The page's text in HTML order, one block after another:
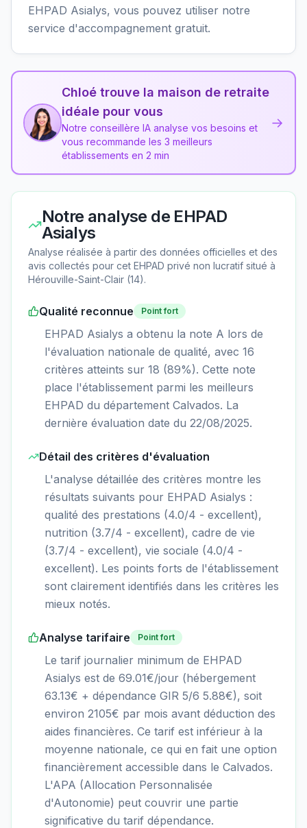
EHPAD Asialys, vous pouvez utiliser notre
service d'accompagnement gratuit.
Chloé trouve la maison de retraite
idéale pour vous
Notre conseillère IA analyse vos besoins et
vous recommande les 3 meilleurs
établissements en 2 min
→
Notre analyse de EHPAD
Asialys
Analyse réalisée à partir des données officielles et des
avis collectés pour cet EHPAD privé non lucratif situé à
Hérouville-Saint-Clair (14).
Qualité reconnue Point fort
EHPAD Asialys a obtenu la note A lors de
l'évaluation nationale de qualité, avec 16
critères atteints sur 18 (89%). Cette note
place l'établissement parmi les meilleurs
EHPAD du département Calvados. La
dernière évaluation date du 22/08/2025.
Détail des critères d'évaluation
L'analyse détaillée des critères montre les
résultats suivants pour EHPAD Asialys :
qualité des prestations (4.0/4 - excellent),
nutrition (3.7/4 - excellent), cadre de vie
(3.7/4 - excellent), vie sociale (4.0/4 -
excellent). Les points forts de l'établissement
sont clairement identifiés dans les critères les
mieux notés.
Analyse tarifaire Point fort
Le tarif journalier minimum de EHPAD
Asialys est de 69.01€/jour (hébergement
63.13€ + dépendance GIR 5/6 5.88€), soit
environ 2105€ par mois avant déduction des
aides financières. Ce tarif est inférieur à la
moyenne nationale, ce qui en fait une option
financièrement accessible dans le Calvados.
L'APA (Allocation Personnalisée
d'Autonomie) peut couvrir une partie
significative du tarif dépendance.